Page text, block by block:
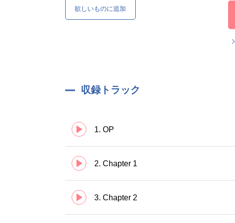
欲しいものに追加
収録トラック
1. OP
2. Chapter 1
3. Chapter 2